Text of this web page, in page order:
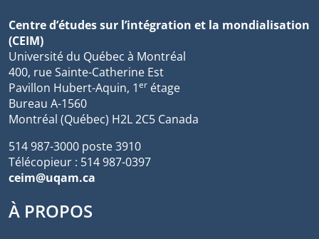
Centre d’études sur l’intégration et la mondialisation
(CEIM)
Université du Québec à Montréal
400, rue Sainte-Catherine Est
Pavillon Hubert-Aquin, 1er étage
Bureau A-1560
Montréal (Québec) H2L 2C5 Canada
514 987-3000 poste 3910
Télécopieur : 514 987-0397
ceim@uqam.ca
À PROPOS